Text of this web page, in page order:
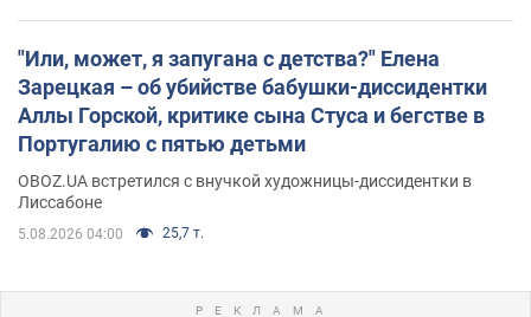
"Или, может, я запугана с детства?" Елена
Зарецкая – об убийстве бабушки-диссидентки
Аллы Горской, критике сына Стуса и бегстве в
Португалию с пятью детьми
OBOZ.UA встретился с внучкой художницы-диссидентки в
Лиссабоне
5.08.2026 04:00 25,7 т.